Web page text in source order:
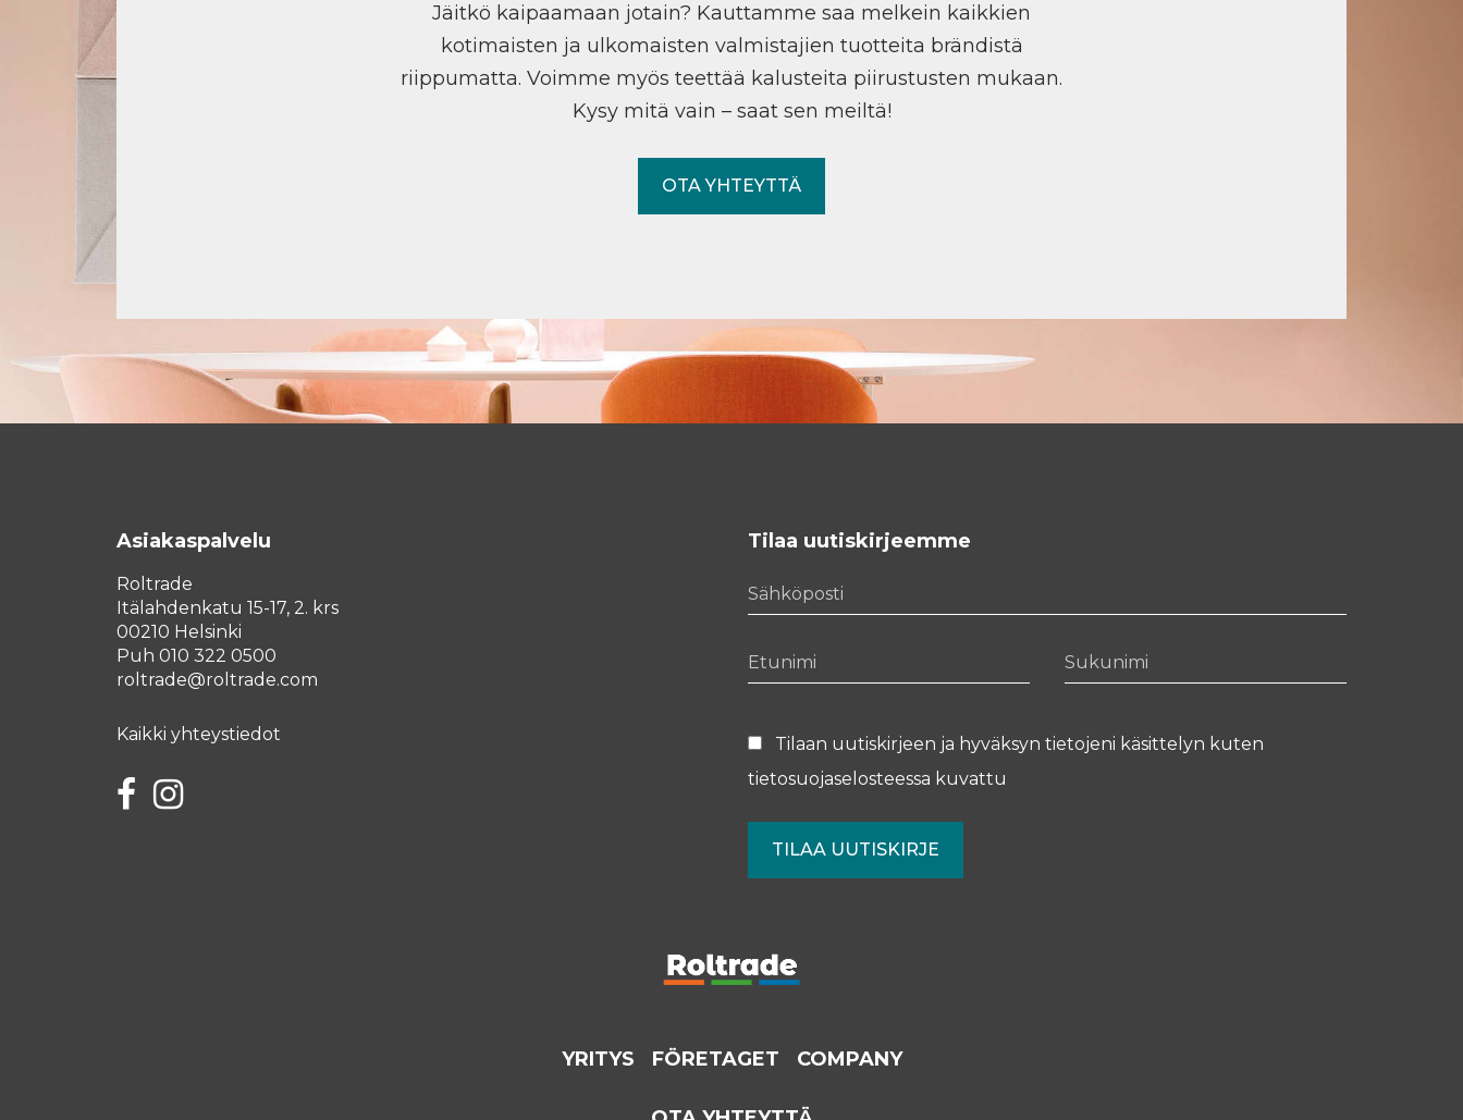
Jäitkö kaipaamaan jotain? Kauttamme saa melkein kaikkien
kotimaisten ja ulkomaisten valmistajien tuotteita brändistä
riippumatta. Voimme myös teettää kalusteita piirustusten mukaan.
Kysy mitä vain – saat sen meiltä!
OTA YHTEYTTÄ
Asiakaspalvelu
Roltrade
Itälahdenkatu 15-17, 2. krs
00210 Helsinki
Puh 010 322 0500
roltrade@roltrade.com
Kaikki yhteystiedot
FacebookInstagram
Tilaa uutiskirjeemme
Tilaan uutiskirjeen ja hyväksyn tietojeni käsittelyn kuten
tietosuojaselosteessa kuvattu
YRITYS FÖRETAGET COMPANY